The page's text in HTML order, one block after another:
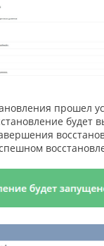
прошел
будет